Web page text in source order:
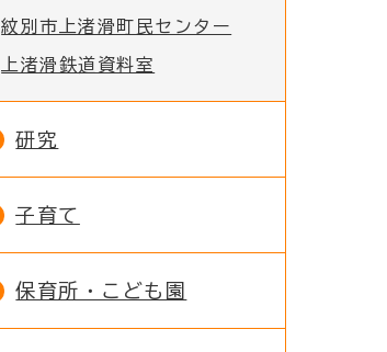
紋別市上渚滑町民センター
上渚滑鉄道資料室
研究
子育て
保育所・こども園